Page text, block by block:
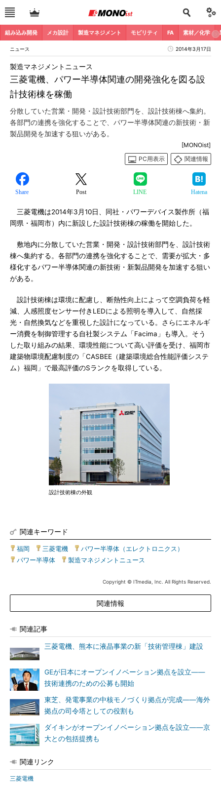
組み込み開発 メカ設計 製造マネジメント モビリティ FA 素材／化学
ニュース 2014年3月17日
三菱電機、パワー半導体関連の開発強化を図る設
計技術棟を稼働
製造マネジメントニュース
分散していた営業・開発・設計技術部門を、設計技術棟へ集約。
各部門の連携を強化することで、パワー半導体関連の新技術・新
製品開発を加速する狙いがある。
[MONOist]
PC用表示
関連情報
Share Post LINE Hatena
三菱電機は2014年3月10日、同社・パワーデバイス製作所（福
岡県・福岡市）内に新設した設計技術棟の稼働を開始した。
敷地内に分散していた営業・開発・設計技術部門を、設計技術
棟へ集約する。各部門の連携を強化することで、需要が拡大・多
様化するパワー半導体関連の新技術・新製品開発を加速する狙い
がある。
設計技術棟は環境に配慮し、断熱性向上によって空調負荷を軽
減、人感照度センサー付きLEDによる照明を導入して、自然採
光・自然換気などを重視した設計になっている。さらにエネルギ
ー消費を制御管理する自社製システム「Facima」も導入。そう
した取り組みの結果、環境性能について高い評価を受け、福岡市
建築物環境配慮制度の「CASBEE（建築環境総合性能評価システ
ム）福岡」で最高評価のSランクを取得している。
設計技術棟の外観
関連キーワード
福岡 三菱電機 パワー半導体（エレクトロニクス）
パワー半導体
製造マネジメントニュース
Copyright © ITmedia, Inc. All Rights Reserved.
関連情報
関連記事
三菱電機、熊本に液晶事業の新「技術管理棟」建設
GEが日本にオープンイノベーション拠点を設立――
技術連携のための公募も開始
東芝、発電事業の中核モノづくり拠点が完成――海外
拠点の司令塔としての役割も
ダイキンがオープンイノベーション拠点を設立――京
大との包括提携も
関連リンク
三菱電機